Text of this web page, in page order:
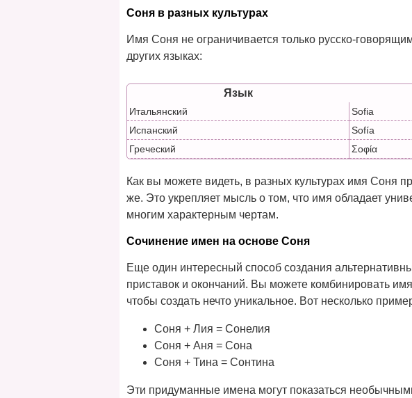
Соня в разных культурах
Имя Соня не ограничивается только русско-
других языках:
Язык
Итальянский Sofia
Испанский
Sofía
Греческий
Σοφία
Как вы можете видеть, в разных культурах имя Соня
же. Это укрепляет мысль о том, что имя обладает
многим характерным чертам.
Сочинение имен на основе Соня
Еще один интересный способ создания
приставок и окончаний. Вы можете комбинировать
чтобы создать нечто уникальное. Вот несколько
Соня + Лия = Сонелия
Соня + Аня = Сона
Соня + Тина = Сонтина
Эти придуманные имена могут показаться